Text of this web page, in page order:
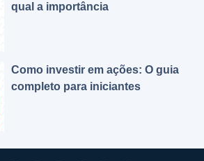
qual a importância
Como investir em ações: O guia
completo para iniciantes